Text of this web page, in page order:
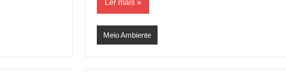
Ler mais
Meio Ambiente